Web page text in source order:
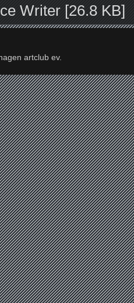
Writer [26.8 KB]
artclub ev.